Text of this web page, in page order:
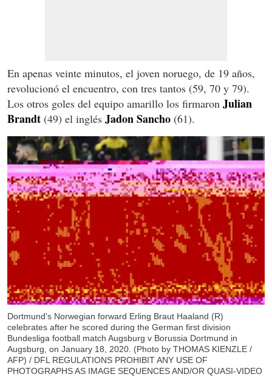
En apenas veinte minutos, el joven noruego, de 19 años,
revolucionó el encuentro, con tres tantos (59, 70 y 79).
Los otros goles del equipo amarillo los firmaron Julian
Brandt (49) el inglés Jadon Sancho (61).
Dortmund's Norwegian forward Erling Braut Haaland (R)
celebrates after he scored during the German first division
Bundesliga football match Augsburg v Borussia Dortmund in
Augsburg, on January 18, 2020. (Photo by THOMAS KIENZLE /
AFP) / DFL REGULATIONS PROHIBIT ANY USE OF
PHOTOGRAPHS AS IMAGE SEQUENCES AND/OR QUASI-VIDEO